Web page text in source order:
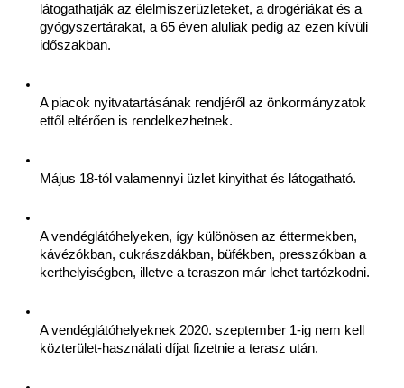
látogathatják az élelmiszerüzleteket, a drogériákat és a
gyógyszertárakat, a 65 éven aluliak pedig az ezen kívüli
időszakban.
A piacok nyitvatartásának rendjéről az önkormányzatok
ettől eltérően is rendelkezhetnek.
Május 18-tól valamennyi üzlet kinyithat és látogatható.
A vendéglátóhelyeken, így különösen az éttermekben,
kávézókban, cukrászdákban, büfékben, presszókban a
kerthelyiségben, illetve a teraszon már lehet tartózkodni.
A vendéglátóhelyeknek 2020. szeptember 1-ig nem kell
közterület-használati díjat fizetnie a terasz után.